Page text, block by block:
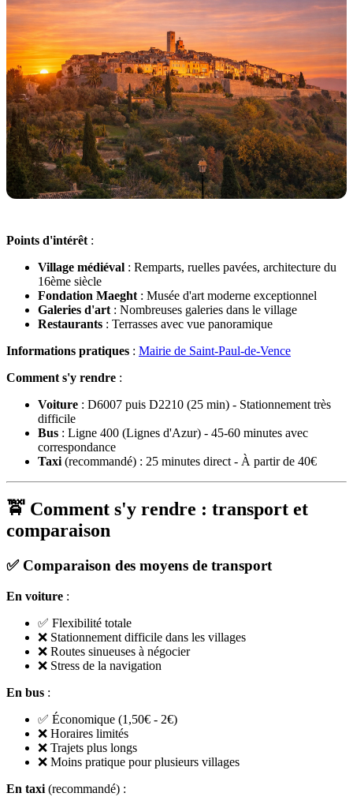
Points d'intérêt:
Village médiéval : Remparts, ruelles pavées, architecture du
16ème siècle
Fondation Maeght: Musée d'art moderne exceptionnel
Galeries d'art: Nombreuses galeries dans le village
Restaurants : Terrasses avec vue panoramique
Informations pratiques : Mairie de Saint-Paul-de-Vence
Comment s'y rendre :
Voiture : D6007 puis D2210 (25 min) - Stationnement très
difficile
Bus : Ligne 400 (Lignes d'Azur) - 45-60 minutes avec
correspondance
Taxi(recommandé) : 25 minutes direct - À partir de 40€
🚖 Comment s'y rendre : transport et
comparaison
✅ Comparaison des moyens de transport
En voiture :
✅ Flexibilité totale
❌ Stationnement difficile dans les villages
❌ Routes sinueuses à négocier
❌ Stress de la navigation
En bus :
✅ Économique (1,50€ - 2€)
❌ Horaires limités
❌ Trajets plus longs
❌ Moins pratique pour plusieurs villages
En taxi (recommandé) :